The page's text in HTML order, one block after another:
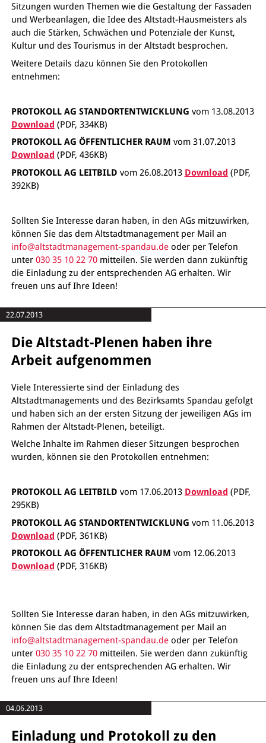
Sitzungen wurden Themen wie die Gestaltung der Fassaden
und Werbeanlagen, die Idee des Altstadt-Hausmeisters als
auch die Stärken, Schwächen und Potenziale der Kunst,
Kultur und des Tourismus in der Altstadt besprochen.
Weitere Details dazu können Sie den Protokollen
entnehmen:
PROTOKOLL AG STANDORTENTWICKLUNG vom 13.08.2013
Download (PDF, 334KB)
PROTOKOLL AG ÖFFENTLICHER RAUM vom 31.07.2013
Download (PDF, 436KB)
PROTOKOLL AG LEITBILD vom 26.08.2013 Download (PDF,
392KB)
Sollten Sie Interesse daran haben, in den AGs mitzuwirken,
können Sie das dem Altstadtmanagement per Mail an
info@altstadtmanagement-spandau.deoder per Telefon
unter 030 35 10 22 70mitteilen. Sie werden dann zukünftig
die Einladung zu der entsprechenden AG erhalten. Wir
freuen uns auf Ihre Ideen!
22.07.2013
Die Altstadt-Plenen haben ihre
Arbeit aufgenommen
Viele Interessierte sind der Einladung des
Altstadtmanagements und des Bezirksamts Spandau gefolgt
und haben sich an der ersten Sitzung der jeweiligen AGs im
Rahmen der Altstadt-Plenen, beteiligt.
Welche Inhalte im Rahmen dieser Sitzungen besprochen
wurden, können sie den Protokollen entnehmen:
PROTOKOLL AG LEITBILD vom 17.06.2013 Download (PDF,
295KB)
PROTOKOLL AG STANDORTENTWICKLUNG vom 11.06.2013
Download (PDF, 361KB)
PROTOKOLL AG ÖFFENTLICHER RAUM vom 12.06.2013
Download (PDF, 316KB)
Sollten Sie Interesse daran haben, in den AGs mitzuwirken,
können Sie das dem Altstadtmanagement per Mail an
info@altstadtmanagement-spandau.deoder per Telefon
unter 030 35 10 22 70mitteilen. Sie werden dann zukünftig
die Einladung zu der entsprechenden AG erhalten. Wir
freuen uns auf Ihre Ideen!
04.06.2013
Einladung und Protokoll zu den